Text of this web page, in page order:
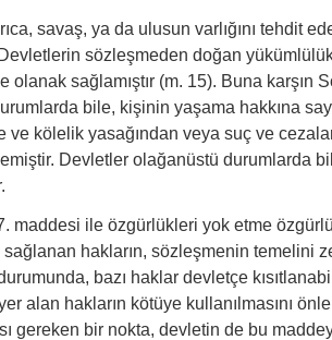
savaş, ya da ulusun varlığını tehdit
sözleşmeden doğan
olanak sağlamıştır (m. 15). Buna karşın
bile, kişinin yaşama hakkına
ve kölelik yasağından veya suç ve
Devletler olağanüstü durumlarda
maddesi ile özgürlükleri yok etme
hakların, sözleşmenin temelini
bazı haklar devletçe
alan hakların kötüye kullanılmasını
gereken bir nokta, devletin de bu